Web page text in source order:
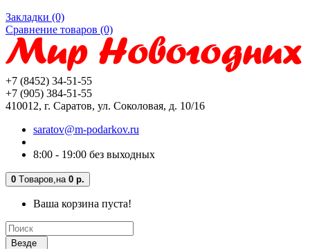
Закладки (0)
Сравнение товаров (0)
+7 (8452) 34-51-55
+7 (905) 384-51-55
410012, г. Саратов, ул. Соколовая, д. 10/16
saratov@m-podarkov.ru
8:00 - 19:00 без выходных
0 Tоваров, на 0 р.
Ваша корзина пуста!
Везде